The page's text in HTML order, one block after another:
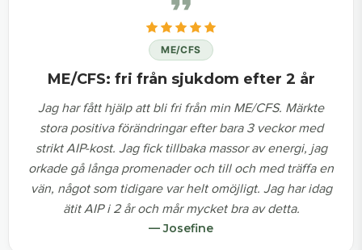
ME/CFS
ME/CFS: fri från sjukdom efter 2 år
Jag har fått hjälp att bli fri från min ME/CFS. Märkte
stora positiva förändringar efter bara 3 veckor med
strikt AIP-kost. Jag fick tillbaka massor av energi, jag
orkade gå långa promenader och till och med träffa en
vän, något som tidigare var helt omöjligt. Jag har idag
ätit AIP i 2 år och mår mycket bra av detta.
— Josefine